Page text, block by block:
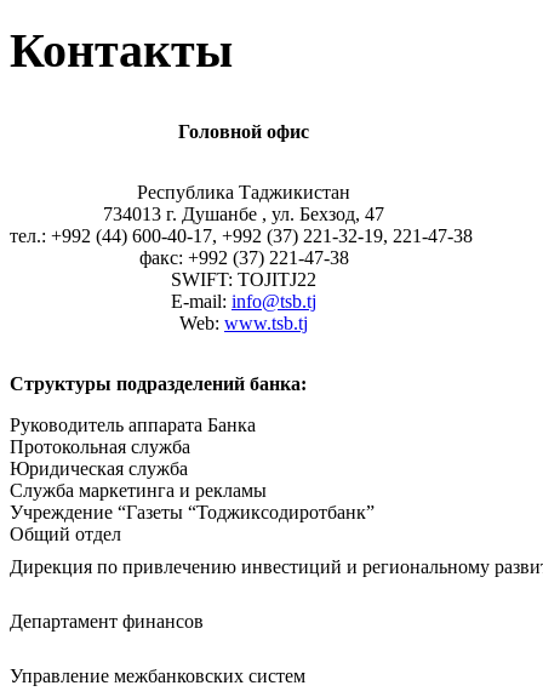
Контакты
Головной офис
Республика Таджикистан
734013 г. Душанбе , ул. Бехзод, 47
тел.: +992 (44) 600-40-17, +992 (37) 221-32-19, 221-47-38
факс: +992 (37) 221-47-38
SWIFT: TOJITJ22
E-mail: info@tsb.tj
Web: www.tsb.tj
Структуры подразделений
Руководитель аппарата Банка
Протокольная служба
Юридическая служба
Служба маркетинга и рекламы
Учреждение “Газеты “Тоджиксодиротбанк”
Общий отдел
Дирекция по привлечению инвестиций и региональному
Департамент финансов
Управление межбанковских систем